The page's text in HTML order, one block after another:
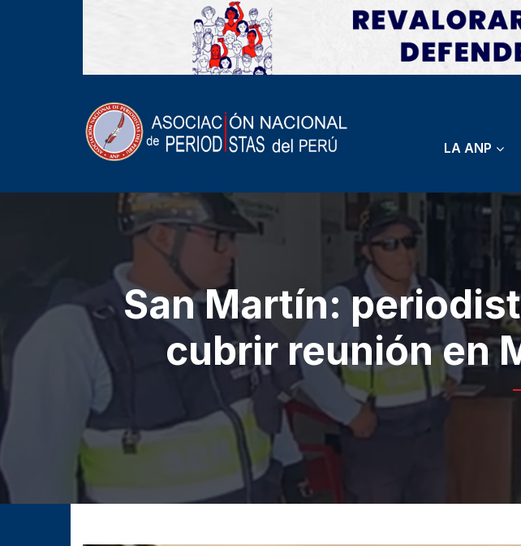
LA ANP
San Martín:
cubrir reunión en